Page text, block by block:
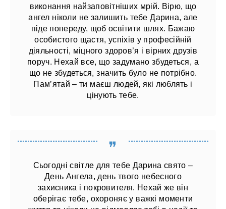
виконання найзаповітніших мрій. Вірю, що
ангел ніколи не залишить тебе Дарина, але
піде попереду, щоб освітити шлях. Бажаю
особистого щастя, успіхів у професійній
діяльності, міцного здоров’я і вірних друзів
поруч. Нехай все, що задумано збудеться, а
що не збудеться, значить було не потрібно.
Пам’ятай – ти маєш людей, які люблять і
цінують тебе.
Сьогодні світле для тебе Дарина свято –
День Ангела, день твого небесного
захисника і покровителя. Нехай же він
оберігає тебе, охороняє у важкі моменти